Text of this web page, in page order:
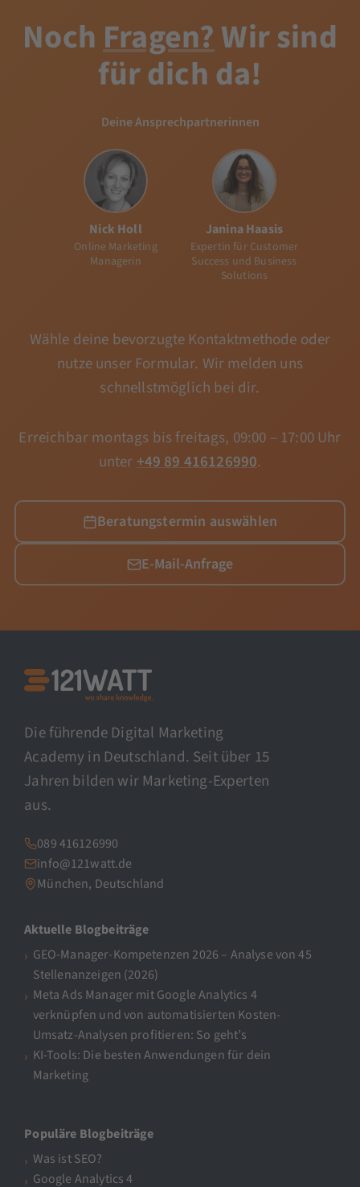
NochFragen?Wir sind
für dich da!
Deine Ansprechpartnerinnen
Nick Holl
Online Marketing
Managerin
Janina Haasis
Expertin für Customer
Success und Business
Solutions
Wähle deine bevorzugte Kontaktmethode oder
nutze unser Formular. Wir melden uns
schnellstmöglich bei dir.
Erreichbar montags bis freitags, 09:00 – 17:00 Uhr
unter+49 89 416126990.
Beratungstermin auswählen
E-Mail-Anfrage
Die führende Digital Marketing
Academy in Deutschland. Seit über 15
Jahren bilden wir Marketing-Experten
aus.
089 416126990
info@121watt.de
München, Deutschland
Aktuelle Blogbeiträge
GEO-Manager-Kompetenzen 2026 – Analyse von 45
Stellenanzeigen (2026)
Meta Ads Manager mit Google Analytics 4
verknüpfen und von automatisierten Kosten-
Umsatz-Analysen profitieren: So geht’s
KI-Tools: Die besten Anwendungen für dein
Marketing
Populäre Blogbeiträge
Was ist SEO?
Google Analytics 4